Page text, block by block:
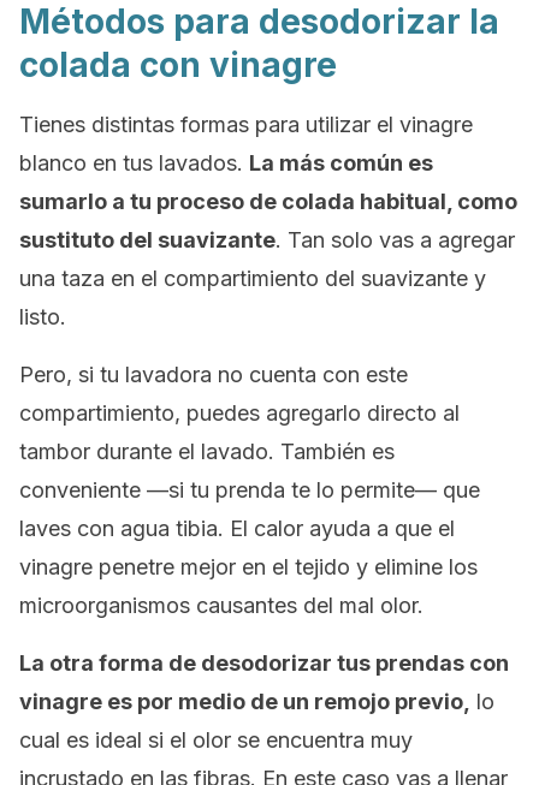
Métodos para desodorizar la
colada con vinagre
Tienes distintas formas para utilizar el vinagre
blanco en tus lavados. La más común es
sumarlo a tu proceso de colada habitual, como
sustituto del suavizante. Tan solo vas a agregar
una taza en el compartimiento del suavizante y
listo.
Pero, si tu lavadora no cuenta con este
compartimiento, puedes agregarlo directo al
tambor durante el lavado. También es
conveniente —si tu prenda te lo permite— que
laves con agua tibia. El calor ayuda a que el
vinagre penetre mejor en el tejido y elimine los
microorganismos causantes del mal olor.
La otra forma de desodorizar tus prendas con
vinagre es por medio de un remojo previo, lo
cual es ideal si el olor se encuentra muy
incrustado en las fibras. En este caso vas a llenar